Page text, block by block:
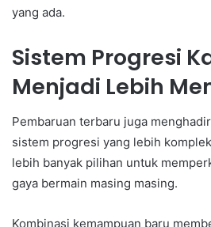
yang ada.
Sistem Progresi
Menjadi Lebih
Pembaruan terbaru juga
sistem progresi yang lebih
lebih banyak pilihan untuk
gaya bermain masing masing.
Kombinasi kemampuan baru